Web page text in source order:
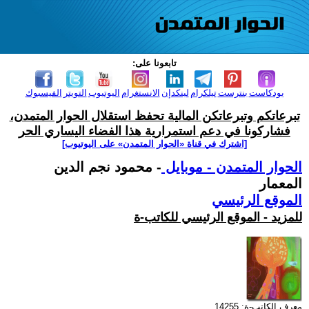
تابعونا على:
الفيسبوك التويتر اليوتيوب الانستغرام لينكدإن تيلكرامبنترست بودكاست
تبرعاتكم وتبرعاتكن المالية تحفظ استقلال الحوار المتمدن،
فشاركونا في دعم استمرارية هذا الفضاء اليساري الحر
[اشترك في قناة ‫«الحوار المتمدن» على اليوتيوب]
الحوار المتمدن - موبايل - محمود نجم الدين
المعمار
الموقع الرئيسي
للمزيد - الموقع الرئيسي للكاتب-ة
معرف الكاتب-ة: 14255